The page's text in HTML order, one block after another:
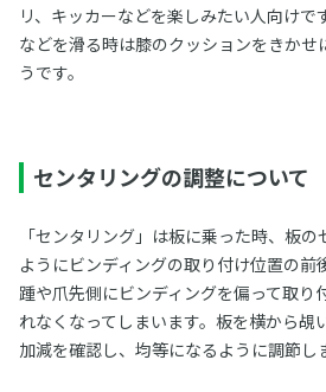
リ、キッカーなどを楽しみたい人向けで
などを滑る時は膝のクッションをきかせ
うです。
センタリングの調整について
「センタリング」は板に乗った時、板
ようにビンディングの取り付け位置の前
踵や爪先側にビンディングを偏って取り
れなくなってしまいます。板を横から覘
加減を確認し、均等になるように調節し